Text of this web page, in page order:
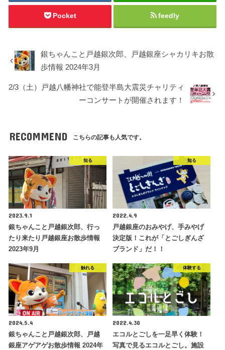
Pocket feedly
銀ちゃんこと戸越銀次郎、戸越銀座シャカリキお散
歩情報 2024年3月
2/3（土）戸越八幡神社で能登半島大震災チャリティ
ーコンサートが開催されます！
RECOMMEND こちらの記事も人気です。
知る
2023.9.1
銀ちゃんこと戸越銀次郎、行っ
たり来たり戸越銀座お散歩情報
2023年9月
知る
2022.4.9
戸越銀座のおみやげ、手みやげ
決定版！これが「とごしぎんざ
ブランド」だ！！
触れる
2024.5.4
銀ちゃんこと戸越銀次郎、戸越
銀座アゲアゲお散歩情報 2024年
体験する
2022.4.30
エコルとごしを一足早く体験！
写真で見るエコルとごし。施設